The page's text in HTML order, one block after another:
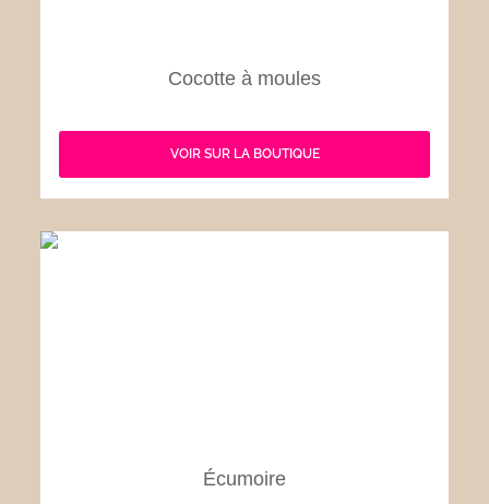
Cocotte à moules
VOIR SUR LA BOUTIQUE
Écumoire